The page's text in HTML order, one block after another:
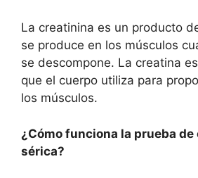
La creatinina es un producto
se produce en los músculos
se descompone. La creatina
que el cuerpo utiliza para
los músculos.
¿Cómo funciona la prueba
sérica?